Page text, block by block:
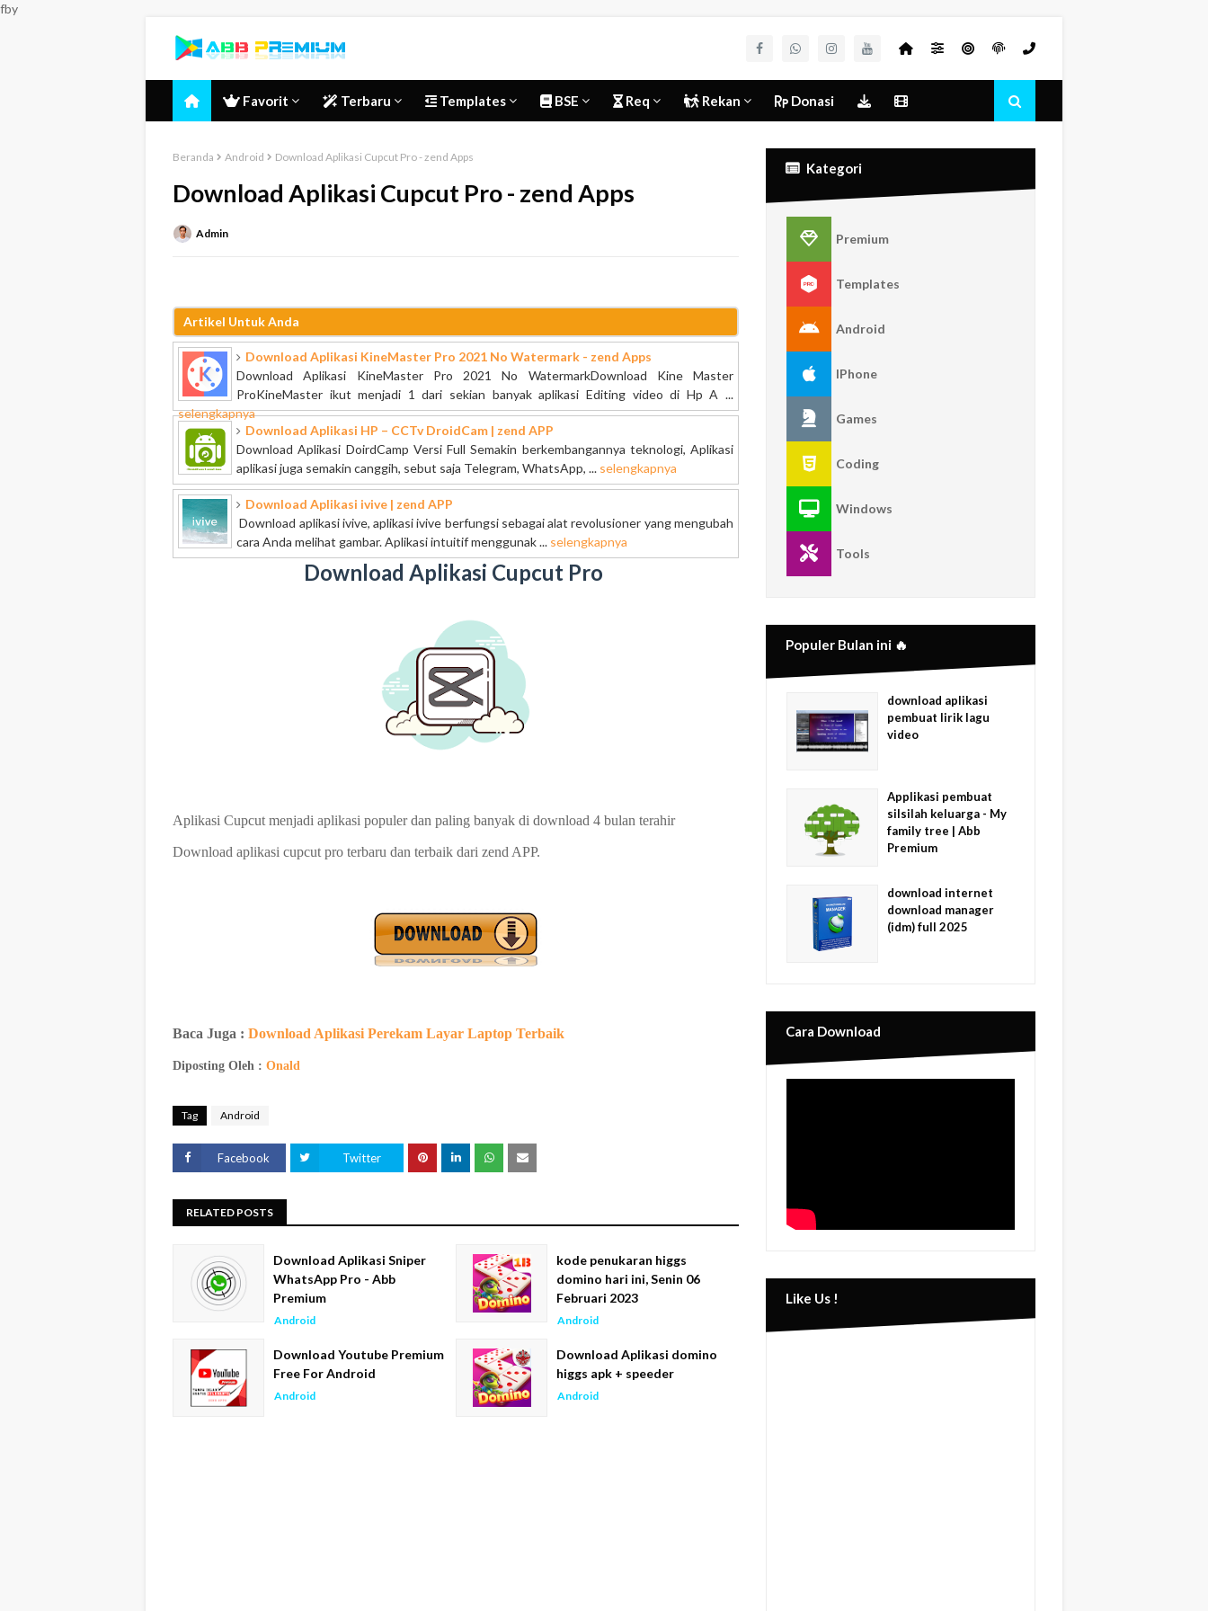
fby
Favorit Terbaru Templates BSE Req Rekan Donasi
Beranda Android Download Aplikasi Cupcut Pro - zend Apps
Download Aplikasi Cupcut Pro - zend Apps
Admin
Artikel Untuk Anda
Download Aplikasi KineMaster Pro 2021 No Watermark - zend Apps
Download Aplikasi KineMaster Pro 2021 No WatermarkDownload Kine Master
ProKineMaster ikut menjadi 1 dari sekian banyak aplikasi Editing video di Hp A ...
selengkapnya
Download Aplikasi HP – CCTv DroidCam | zend APP
Download Aplikasi DoirdCamp Versi Full Semakin berkembangannya teknologi, Aplikasi
aplikasi juga semakin canggih, sebut saja Telegram, WhatsApp, ... selengkapnya
Download Aplikasi ivive | zend APP
Download aplikasi ivive, aplikasi ivive berfungsi sebagai alat revolusioner yang mengubah
cara Anda melihat gambar. Aplikasi intuitif menggunak ... selengkapnya
Download Aplikasi Cupcut Pro
Aplikasi Cupcut menjadi aplikasi populer dan paling banyak di download 4 bulan terahir
Download aplikasi cupcut pro terbaru dan terbaik dari zend APP.
Baca Juga : Download Aplikasi Perekam Layar Laptop Terbaik
Diposting Oleh : Onald
Tag Android
Facebook Twitter
RELATED POSTS
Download Aplikasi Sniper
WhatsApp Pro - Abb
Premium
Android
kode penukaran higgs
domino hari ini, Senin 06
Februari 2023
Android
Download Youtube Premium
Free For Android
Android
Download Aplikasi domino
higgs apk + speeder
Android
Kategori
Premium
Templates
Android
IPhone
Games
Coding
Windows
Tools
Populer Bulan ini 🔥
download aplikasi
pembuat lirik lagu
video
Applikasi pembuat
silsilah keluarga - My
family tree | Abb
Premium
download internet
download manager
(idm) full 2025
Cara Download
Like Us !